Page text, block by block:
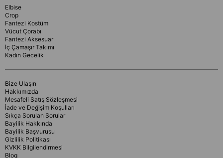
Elbise
Crop
Fantezi Kostüm
Vücut Çorabı
Fantezi Aksesuar
İç Çamaşır Takımı
Kadın Gecelik
Bize Ulaşın
Hakkımızda
Mesafeli Satış Sözleşmesi
İade ve Değişim Koşulları
Sıkça Sorulan Sorular
Bayilik Hakkında
Bayilik Başvurusu
Gizlilik Politikası
KVKK Bilgilendirmesi
Blog